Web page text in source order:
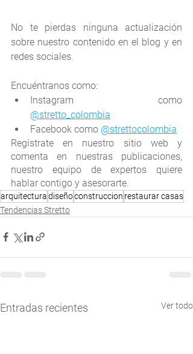
No te pierdas ninguna actualización
sobre nuestro contenido en el blog y en
redes sociales.
Encuéntranos como:
@stretto_colombia
Facebook como @strettocolombia
Regístrate en nuestro sitio web y
comenta en nuestras publicaciones,
nuestro equipo de expertos quiere
hablar contigo y asesorarte.
arquitecturadiseñoconstruccion restaurar casas
Tendencias Stretto
Entradas recientes Ver todo